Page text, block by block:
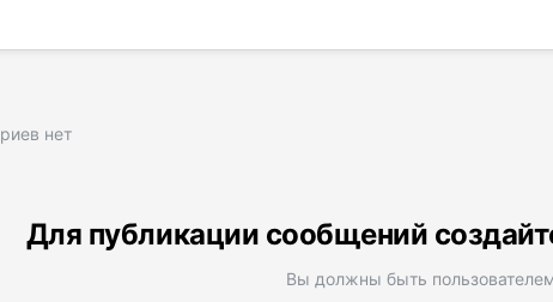
нет
Для публикации сообщений
Вы должны быть